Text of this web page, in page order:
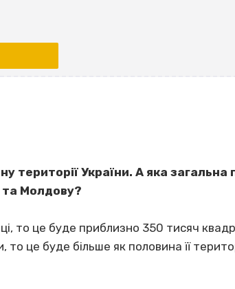
території України. А яка
та Молдову?
то це буде приблизно 350 тисяч
то це буде більше як половина її